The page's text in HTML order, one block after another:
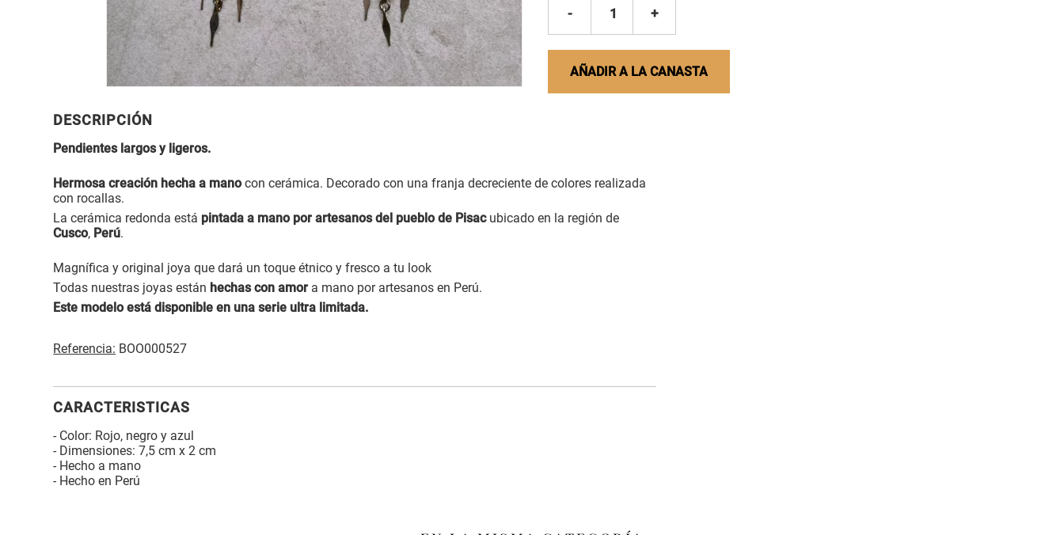
- 1 +
AÑADIR A LA CANASTA
DESCRIPCIÓN
Pendientes largos y ligeros.
Hermosa creación hecha a mano con cerámica. Decorado con una franja decreciente de colores realizada
con rocallas.
La cerámica redonda está pintada a mano por artesanos del pueblo de Pisacubicado en la región de
Cusco, Perú.
Magnífica y original joya que dará un toque étnico y fresco a tu look
Todas nuestras joyas están hechas con amor a mano por artesanos en Perú.
Este modelo está disponible en una serie ultra limitada.
Referencia: BOO000527
CARACTERISTICAS
- Color: Rojo, negro y azul
- Dimensiones: 7,5 cm x 2 cm
- Hecho a mano
- Hecho en Perú